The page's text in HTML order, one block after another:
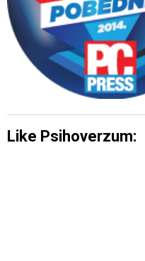
Like Psihoverzum: